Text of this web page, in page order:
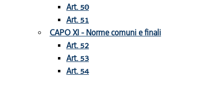
Art. 50
Art. 51
CAPO XI - Norme comuni e finali
Art. 52
Art. 53
Art. 54